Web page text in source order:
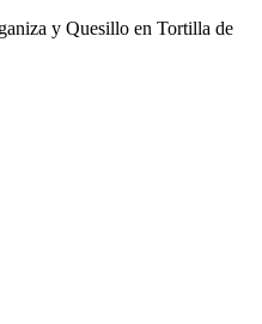
y Quesillo en Tortilla de